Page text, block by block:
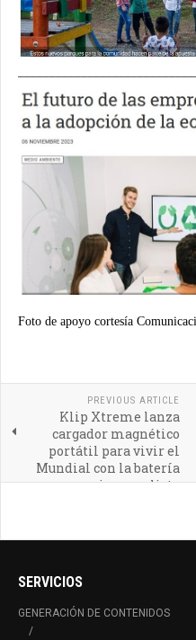
Foto de apoyo cortesía
PREVIOUS ARTICLE
Klip Xtreme lanza
cargador magnético
portátil para vivir el
Mundial con la batería
siempre lista
SERVICIOS
GENERACIÓN DE CONTENIDOS